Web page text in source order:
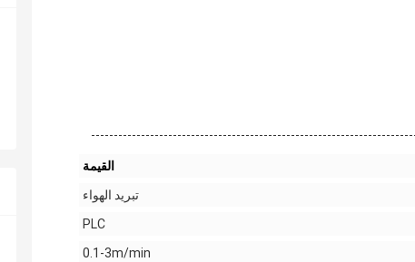
القيمة
تبريد الهواء
PLC
0.1-3m/min